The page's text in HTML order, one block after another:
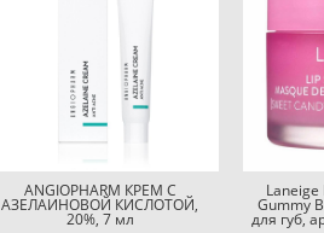
ANGIOPHARM КРЕМ С
АЗЕЛАИНОВОЙ КИСЛОТОЙ,
20%, 7 мл
Laneige
Gummy
для губ,